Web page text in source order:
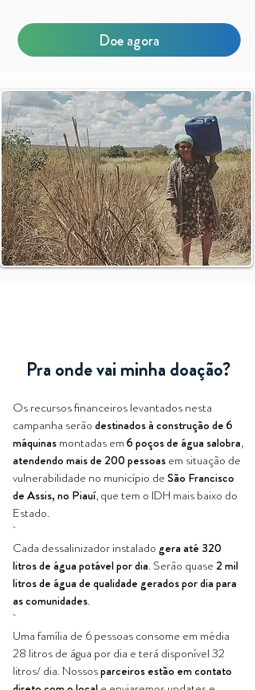
Doe agora
Pra onde vai minha doação?
Os recursos financeiros levantados nesta
campanha serãodestinados à construção de 6
máquinasmontadas em6 poços de água salobra,
atendendo mais de 200 pessoasem situação de
vulnerabilidade no município deSão Francisco
de Assis, no Piauí, que tem o IDH mais baixo do
Estado.
Cada dessalinizador instaladogera até 320
litros de água potável por dia. Serão quase2 mil
litros de água de qualidade gerados por dia para
as comunidades.
Uma família de 6 pessoas consome em média
28 litros de água por dia e terá disponível 32
litros/ dia. Nossosparceiros estão em contato